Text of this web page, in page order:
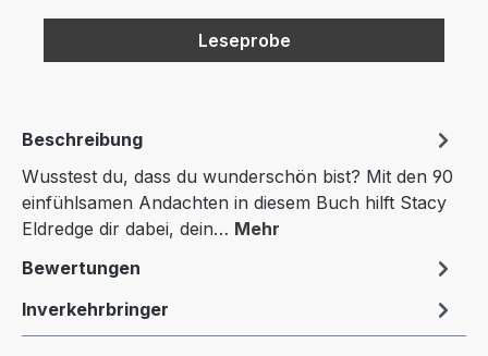
Leseprobe
Beschreibung
Wusstest du, dass du wunderschön bist? Mit den 90
einfühlsamen Andachten in diesem Buch hilft Stacy
Eldredge dir dabei, dein… Mehr
Bewertungen
Inverkehrbringer